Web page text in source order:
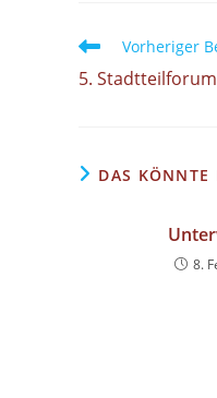
Vorheriger
5.
DAS KÖNNTE
8.